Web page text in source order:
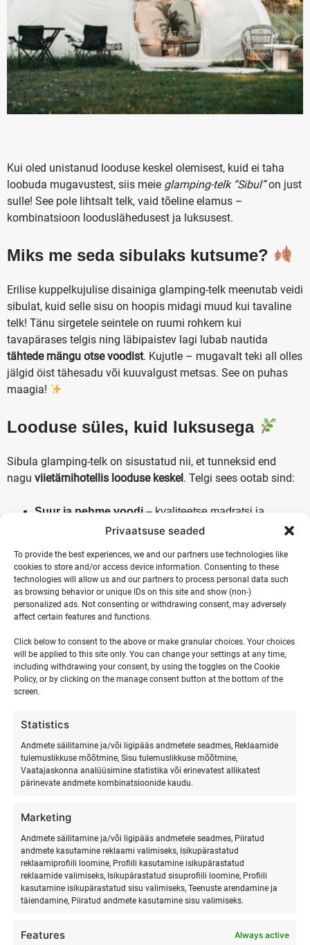
Privaatsuse seaded
To provide the best experiences, we and our partners use technologies like
cookies to store and/or access device information. Consenting to these
technologies will allow us and our partners to process personal data such
as browsing behavior or unique IDs on this site and show (non-)
personalized ads. Not consenting or withdrawing consent, may adversely
affect certain features and functions.
Click below to consent to the above or make granular choices. Your choices
will be applied to this site only. You can change your settings at any time,
including withdrawing your consent, by using the toggles on the Cookie
Policy, or by clicking on the manage consent button at the bottom of the
screen.
Statistics
Andmete säilitamine ja/või ligipääs andmetele seadmes, Reklaamide
tulemuslikkuse mõõtmine, Sisu tulemuslikkuse mõõtmine,
Vaatajaskonna analüüsimine statistika või erinevatest allikatest
pärinevate andmete kombinatsioonide kaudu.
Marketing
Andmete säilitamine ja/või ligipääs andmetele seadmes, Piiratud
andmete kasutamine reklaami valimiseks, Isikupärastatud
reklaamiprofiili loomine, Profiili kasutamine isikupärastatud
reklaamide valimiseks, Isikupärastatud sisuprofiili loomine, Profiili
kasutamine isikupärastatud sisu valimiseks, Teenuste arendamine ja
täiendamine, Piiratud andmete kasutamine sisu valimiseks.
Features Always active
Kui oled unistanud looduse keskel olemisest, kuid ei taha
loobuda mugavustest, siis meie glamping-telk “Sibul”on just
sulle! See pole lihtsalt telk, vaid tõeline elamus –
kombinatsioon looduslähedusest ja luksusest.
Miks me seda sibulaks kutsume?
Erilise kuppelkujulise disainiga glamping-telk meenutab veidi
sibulat, kuid selle sisu on hoopis midagi muud kui tavaline
telk! Tänu sirgetele seintele on ruumi rohkem kui
tavapärases telgis ning läbipaistev lagi lubab nautida
tähtede mängu otse voodist. Kujutle – mugavalt teki all olles
jälgid öist tähesadu või kuuvalgust metsas. See on puhas
maagia!
Looduse süles, kuid luksusega
Sibula glamping-telk on sisustatud nii, et tunneksid end
nagu viietärnihotellis looduse keskel. Telgi sees ootab sind:
Suur ja pehme voodi – kvaliteetse madratsi ja
mõnusate patjadega
Looduslähedased detailid– hubane atmosfäär, mis
sulandub ümbritsevasse keskkonda
Elektriühendus ja valgustus– nii et saad lugeda
raamatut või lihtsalt nautida õdusat õhkkonda
Zen-vaib ja looduse hääled
Glamping onrahunemise kunst, kus saad nautida looduse
tunned, kuidas aeg kulgeb teistmoodi – aeglasemalt,
rahulikumalt ja tähendusrikkamalt.
Lisaks saad nautidamõnusat rannavaibi, joogat või
Kes peaks tulema?
Sibula-telk on ideaalneromantikutele,seiklejatelejaneile,
kes otsivad sügavat puhkust looduses, kuid ei taha loobuda
vaatlus sõpradega
hingetõmbepaus iseendale, siin on